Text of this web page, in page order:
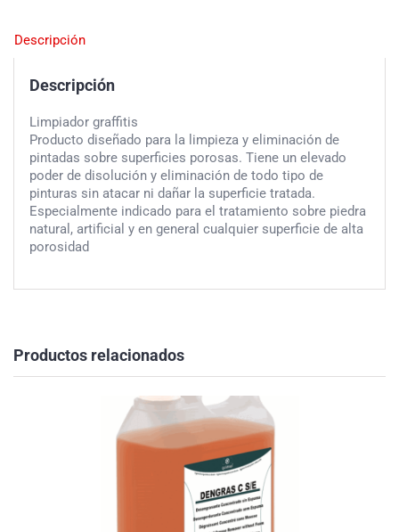
Descripción
Descripción
Limpiador graffitis
Producto diseñado para la limpieza y eliminación de
pintadas sobre superficies porosas. Tiene un elevado
poder de disolución y eliminación de todo tipo de
pinturas sin atacar ni dañar la superficie tratada.
Especialmente indicado para el tratamiento sobre piedra
natural, artificial y en general cualquier superficie de alta
porosidad
Productos relacionados